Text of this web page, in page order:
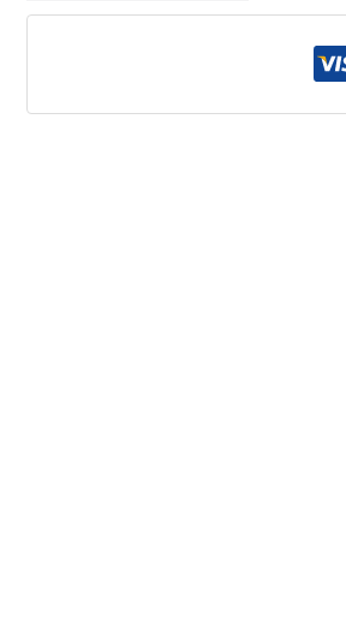
količina